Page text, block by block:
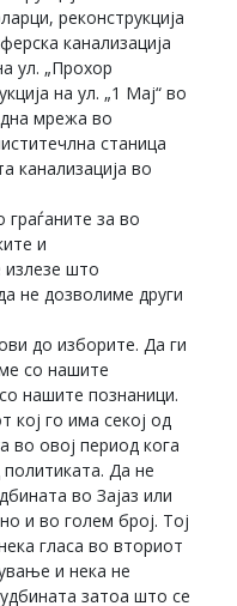
реконструкција
канализација
ул. „Прохор
на ул. „1 Мај“ во
мрежа во
станица
канализација во
граѓаните за во
и
излезе што
не дозволиме други
до изборите. Да ги
со нашите
нашите познаници.
кој го има секој од
во овој период кога
Да не
во Зајаз или
и во голем број. Тој
гласа во вториот
и нека не
затоа што се